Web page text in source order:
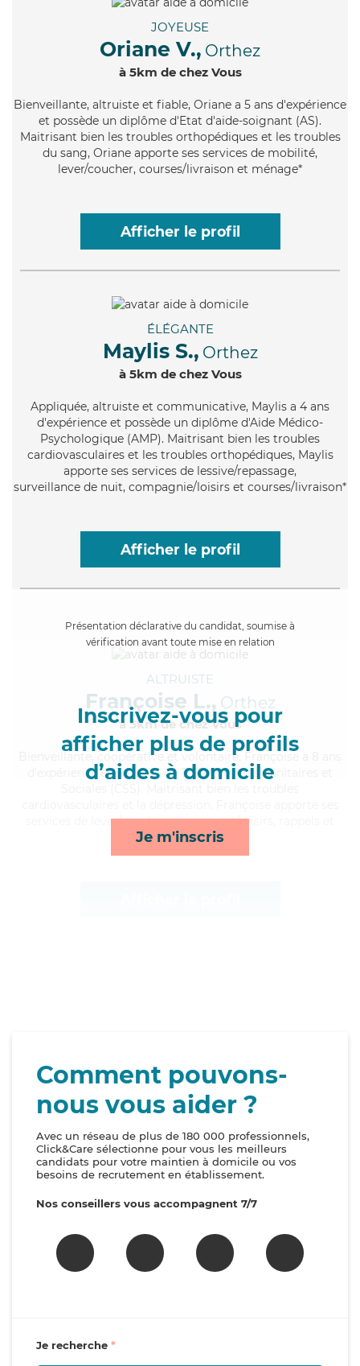
JOYEUSE
Oriane V., Orthez
à 5km de chez Vous
Bienveillante, altruiste et fiable, Oriane a 5 ans d'expérience
et possède un diplôme d'Etat d'aide-soignant (AS).
Maitrisant bien les troubles orthopédiques et les troubles
du sang, Oriane apporte ses services de mobilité,
lever/coucher, courses/livraison et ménage*
Afficher le profil
ÉLÉGANTE
Maylis S., Orthez
à 5km de chez Vous
Appliquée, altruiste et communicative, Maylis a 4 ans
d'expérience et possède un diplôme d'Aide Médico-
Psychologique (AMP). Maitrisant bien les troubles
cardiovasculaires et les troubles orthopédiques, Maylis
apporte ses services de lessive/repassage,
surveillance de nuit, compagnie/loisirs et courses/livraison*
Afficher le profil
Présentation déclarative du candidat, soumise à
vérification avant toute mise en relation
Inscrivez-vous pour
afficher plus de profils
d’aides à domicile
Je m'inscris
ALTRUISTE
Françoise L., Orthez
à 5km de chez Vous
, coopérative et volontaire, Françoise a 8 ans
d'expérience et possède un BEP Carrières Sanitaires et
services de lever/coucher, compagnie/loisirs, rappels et
mobilité*
Comment pouvons-
nous vous aider ?
Avec un réseau de plus de 180 000 professionnels,
Click&Care sélectionne pour vous les meilleurs
candidats pour votre maintien à domicile ou vos
besoins de recrutement en établissement.
Nos conseillers vous accompagnent 7/7
Je recherche